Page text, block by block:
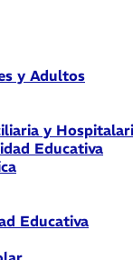
y Adultos
y
Educativa
Educativa